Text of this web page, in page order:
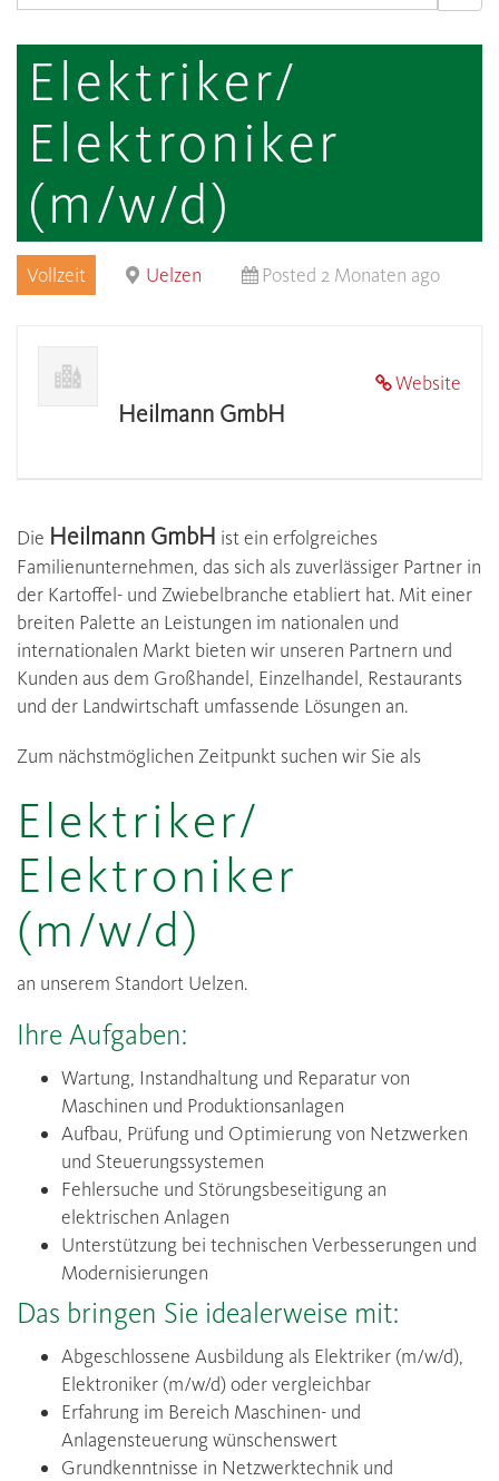
Elektriker/
Elektroniker
(m/w/d)
Vollzeit Uelzen Posted 2 Monaten ago
Website
Heilmann GmbH
Die Heilmann GmbH ist ein erfolgreiches
Familienunternehmen, das sich als zuverlässiger Partner in
der Kartoffel- und Zwiebelbranche etabliert hat. Mit einer
breiten Palette an Leistungen im nationalen und
internationalen Markt bieten wir unseren Partnern und
Kunden aus dem Großhandel, Einzelhandel, Restaurants
und der Landwirtschaft umfassende Lösungen an.
Zum nächstmöglichen Zeitpunkt suchen wir Sie als
Elektriker/
Elektroniker
(m/w/d)
an unserem Standort Uelzen.
Ihre Aufgaben:
Wartung, Instandhaltung und Reparatur von
Maschinen und Produktionsanlagen
Aufbau, Prüfung und Optimierung von Netzwerken
und Steuerungssystemen
Fehlersuche und Störungsbeseitigung an
elektrischen Anlagen
Unterstützung bei technischen Verbesserungen und
Modernisierungen
Das bringen Sie idealerweise mit:
Abgeschlossene Ausbildung als Elektriker (m/w/d),
Elektroniker (m/w/d) oder vergleichbar
Erfahrung im Bereich Maschinen- und
Anlagensteuerung wünschenswert
Grundkenntnisse in Netzwerktechnik und